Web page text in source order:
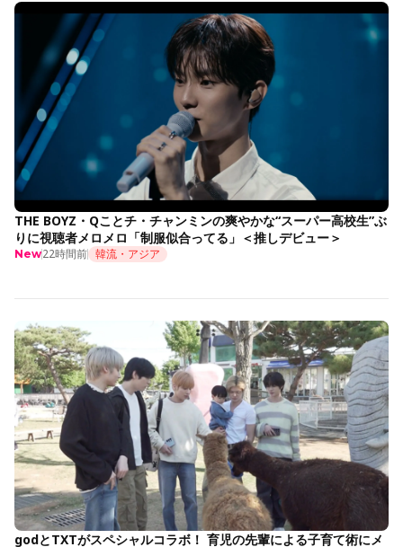
THE BOYZ・Qことチ・チャンミンの爽やかな“スーパー高校生”ぶ
りに視聴者メロメロ「制服似合ってる」＜推しデビュー＞
New22時間前 韓流・アジア
godとTXTがスペシャルコラボ！ 育児の先輩による子育て術にメ